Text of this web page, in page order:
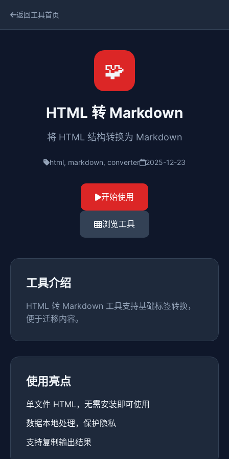
返回工具首页
🧩
HTML 转 Markdown
将 HTML 结构转换为 Markdown
html, markdown, converter 2025-12-23
开始使用
浏览工具
工具介绍
HTML 转 Markdown 工具支持基础标签转换，
便于迁移内容。
使用亮点
单文件 HTML，无需安装即可使用
数据本地处理，保护隐私
支持复制输出结果